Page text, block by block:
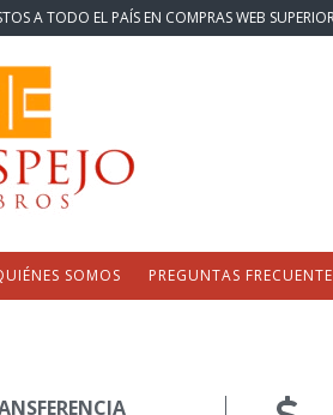
A TODO EL PAÍS EN COMPRAS WEB
SOMOS PREGUNTAS